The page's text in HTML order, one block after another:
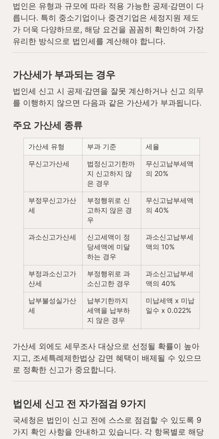
법인은 유형과 규모에 따라 적용 가능한 공제·감면이 다
릅니다. 특히 중소기업이나 중견기업은 세정지원 제도
가 더욱 다양하므로, 해당 요건을 꼼꼼히 확인하여 가장
유리한 방식으로 법인세를 계산해야 합니다.
가산세가 부과되는 경우
법인세 신고 시 공제·감면을 잘못 계산하거나 신고 의무
를 이행하지 않으면 다음과 같은 가산세가 부과됩니다.
주요 가산세 종류
가산세 유형 부과 기준 세율
무신고가산세
법정신고기한까
지 신고하지 않
은 경우
무신고납부세액
의 20%
부정무신고가산
세
부정행위로 신
고하지 않은 경
우
무신고납부세액
의 40%
과소신고가산세
신고세액이 정
당세액에 미달
하는 경우
과소신고납부세
액의 10%
부정과소신고가
산세
부정행위로 과
소신고한 경우
과소신고납부세
액의 40%
납부불성실가산
세
납부기한까지
세액을 납부하
지 않은 경우
미납세액 x 미납
일수 x 0.022%
가산세 외에도 세무조사 대상으로 선정될 확률이 높아
지고, 조세특례제한법상 감면 혜택이 배제될 수 있으므
로 정확한 신고가 중요합니다.
법인세 신고 전 자가점검 9가지
국세청은 법인이 신고 전에 스스로 점검할 수 있도록 9
가지 확인 사항을 안내하고 있습니다. 각 항목별로 해당